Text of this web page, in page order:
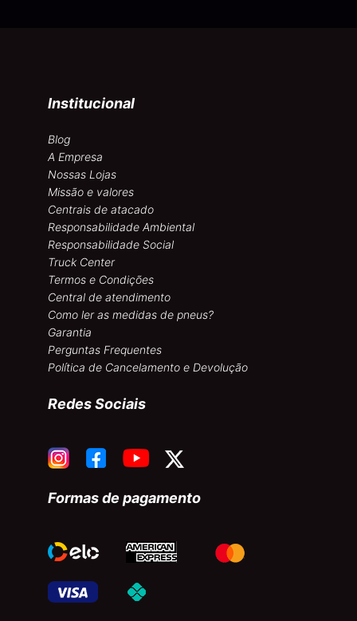
Institucional
Blog
A Empresa
Nossas Lojas
Missão e valores
Centrais de atacado
Responsabilidade Ambiental
Responsabilidade Social
Truck Center
Termos e Condições
Central de atendimento
Como ler as medidas de pneus?
Garantia
Perguntas Frequentes
Política de Cancelamento e Devolução
Redes Sociais
Formas de pagamento